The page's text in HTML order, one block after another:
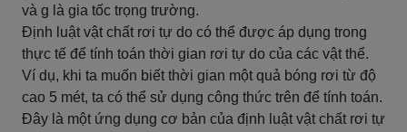
và g là gia tốc trọng trường.
Định luật vật chất rơi tự do có thể được áp dụng trong
thực tế để tính toán thời gian rơi tự do của các vật thể.
Ví dụ, khi ta muốn biết thời gian một quả bóng rơi từ độ
cao 5 mét, ta có thể sử dụng công thức trên để tính toán.
Đây là một ứng dụng cơ bản của định luật vật chất rơi tự